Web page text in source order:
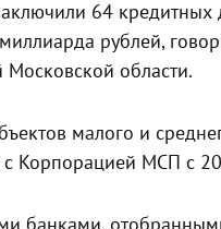
64
рублей,
области.
малого и
Корпорацией МСП с